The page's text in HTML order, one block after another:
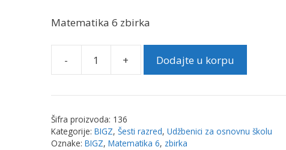
Matematika 6 zbirka
-
Matematika
udžbenik
|
Bigz
količina
+ Dodajte u korpu
Šifra proizvoda: 136
Kategorije: BIGZ, Šesti razred, Udžbenici za osnovnu školu
Oznake: BIGZ, Matematika 6, zbirka